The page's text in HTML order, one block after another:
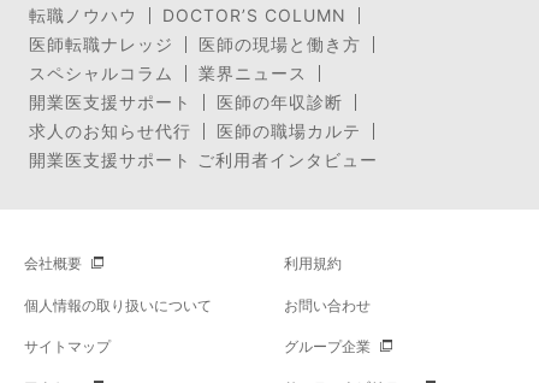
転職ノウハウ
DOCTOR’S COLUMN
医師転職ナレッジ
医師の現場と働き方
スペシャルコラム
業界ニュース
開業医支援サポート
医師の年収診断
求人のお知らせ代行
医師の職場カルテ
開業医支援サポート ご利用者インタビュー
会社概要 利用規約
個人情報の取り扱いについて お問い合わせ
サイトマップ グループ企業